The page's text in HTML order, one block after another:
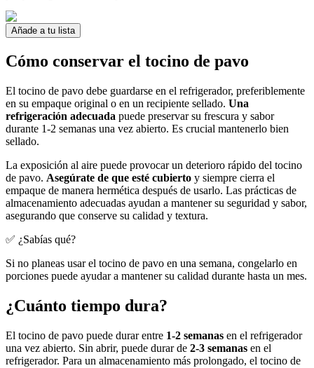
Añade a tu lista
Cómo conservar el tocino de pavo
El tocino de pavo debe guardarse en el refrigerador, preferiblemente
en su empaque original o en un recipiente sellado. Una
refrigeración adecuada puede preservar su frescura y sabor
durante 1-2 semanas una vez abierto. Es crucial mantenerlo bien
sellado.
La exposición al aire puede provocar un deterioro rápido del tocino
de pavo. Asegúrate de que esté cubierto y siempre cierra el
empaque de manera hermética después de usarlo. Las prácticas de
almacenamiento adecuadas ayudan a mantener su seguridad y sabor,
asegurando que conserve su calidad y textura.
✅ ¿Sabías qué?
Si no planeas usar el tocino de pavo en una semana, congelarlo en
porciones puede ayudar a mantener su calidad durante hasta un mes.
¿Cuánto tiempo dura?
El tocino de pavo puede durar entre 1-2 semanas en el refrigerador
una vez abierto. Sin abrir, puede durar de 2-3 semanas en el
refrigerador. Para un almacenamiento más prolongado, el tocino de